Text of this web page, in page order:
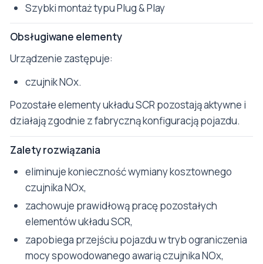
Szybki montaż typu Plug & Play
Obsługiwane elementy
Urządzenie zastępuje:
czujnik NOx.
Pozostałe elementy układu SCR pozostają aktywne i
działają zgodnie z fabryczną konfiguracją pojazdu.
Zalety rozwiązania
eliminuje konieczność wymiany kosztownego
czujnika NOx,
zachowuje prawidłową pracę pozostałych
elementów układu SCR,
zapobiega przejściu pojazdu w tryb ograniczenia
mocy spowodowanego awarią czujnika NOx,